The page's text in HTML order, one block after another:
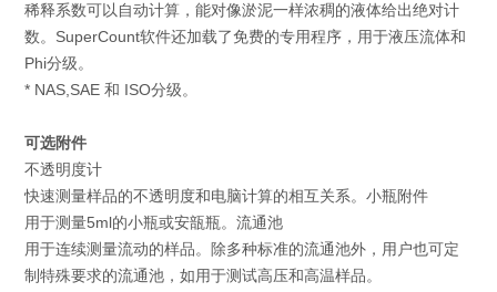
稀释系数可以自动计算，能对像淤泥一样浓稠的液体给出绝对计
数。SuperCount软件还加载了免费的专用程序，用于液压流体和
Phi分级。
* NAS,SAE 和 ISO分级。
可选附件
不透明度计
快速测量样品的不透明度和电脑计算的相互关系。小瓶附件
用于测量5ml的小瓶或安瓿瓶。流通池
用于连续测量流动的样品。除多种标准的流通池外，用户也可定
制特殊要求的流通池，如用于测试高压和高温样品。